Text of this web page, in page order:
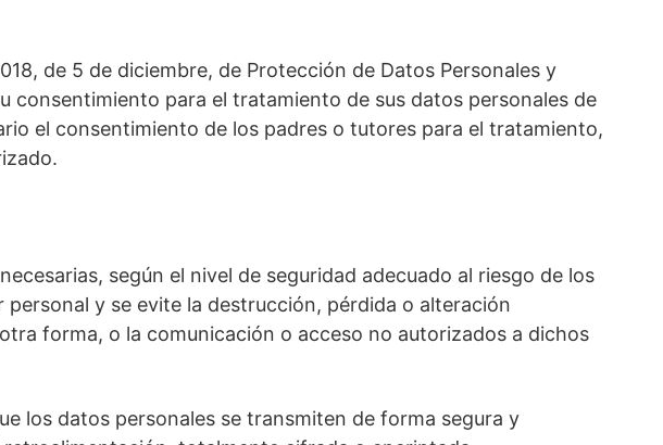
de 5 de diciembre, de Protección de Datos Personales y
consentimiento para el tratamiento de sus datos personales de
el consentimiento de los padres o tutores para el tratamiento,
según el nivel de seguridad adecuado al riesgo de los
y se evite la destrucción, pérdida o alteración
forma, o la comunicación o acceso no autorizados a dichos
los datos personales se transmiten de forma segura y